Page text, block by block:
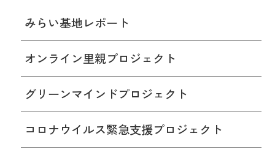
みらい基地レポート
オンライン里親プロジェクト
グリーンマインドプロジェクト
コロナウイルス緊急支援プロジェクト